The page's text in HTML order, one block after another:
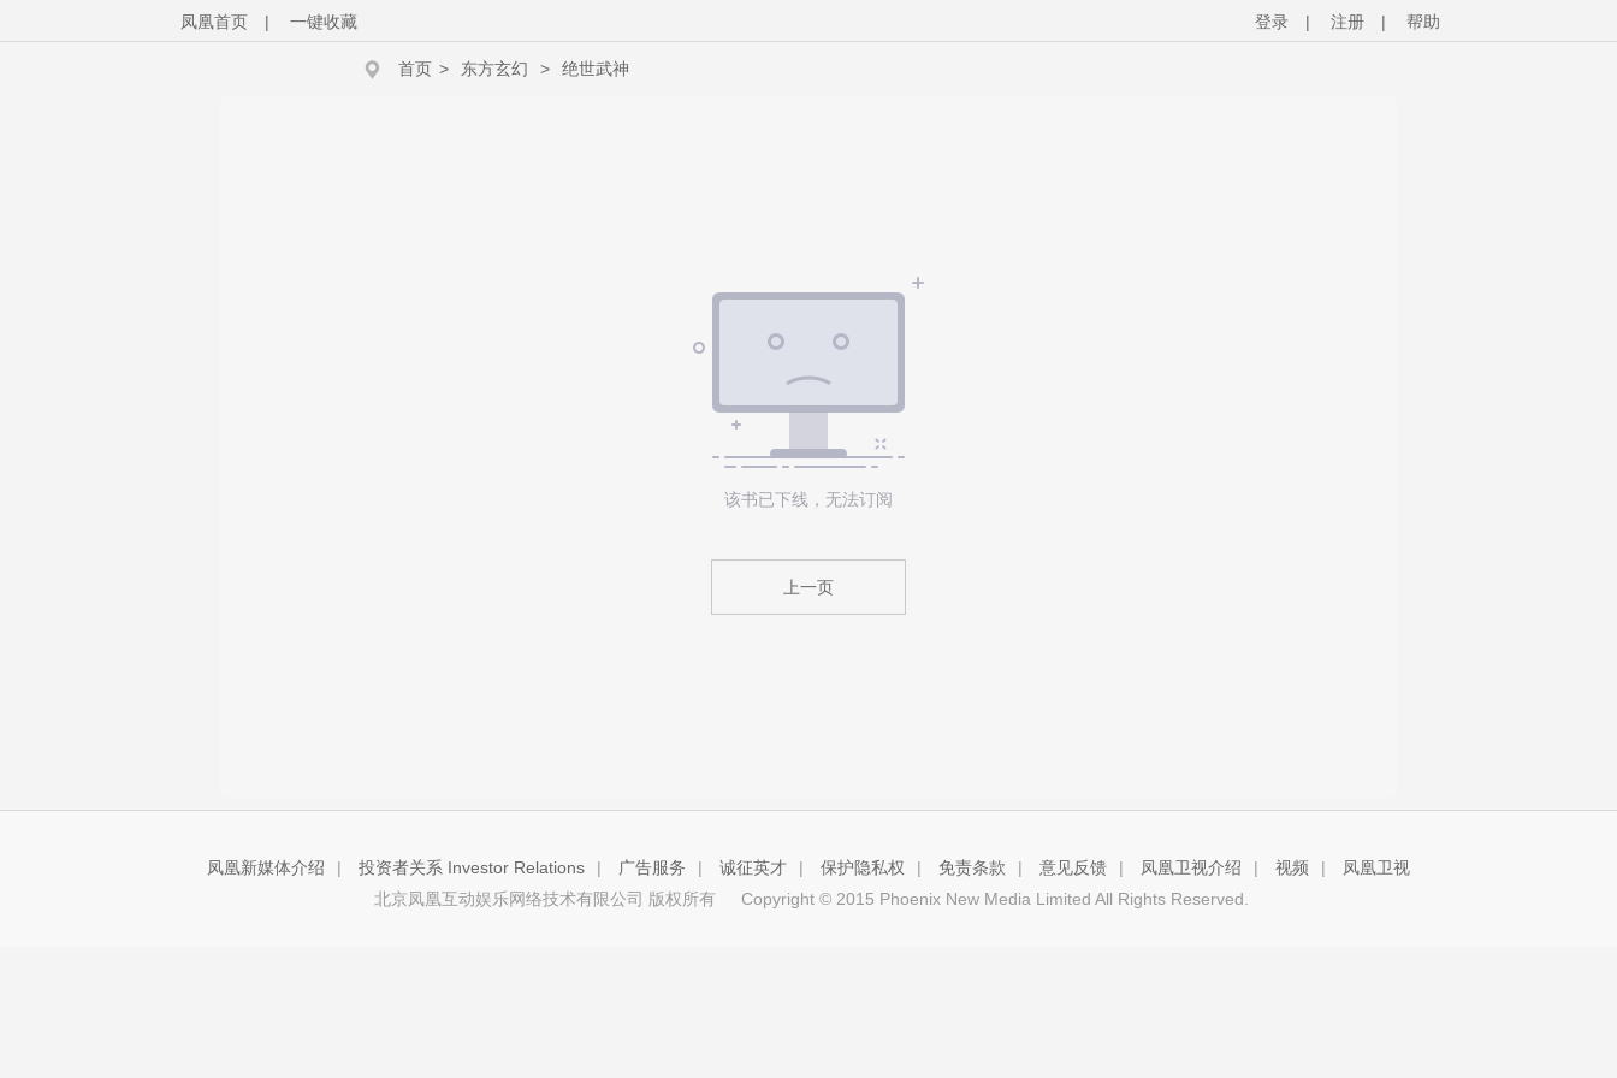
登录 | 注册 | 帮助
凤凰首页 | 一键收藏
首页 > 东方玄幻 > 绝世武神
该书已下线，无法订阅
上一页
凤凰新媒体介绍 | 投资者关系 Investor Relations | 广告服务 | 诚征英才 | 保护隐私权 | 免责条款 | 意见反馈 | 凤凰卫视介绍 | 视频 |
凤凰卫视
北京凤凰互动娱乐网络技术有限公司 版权所有
Copyright © 2015 Phoenix New Media Limited All Rights Reserved.